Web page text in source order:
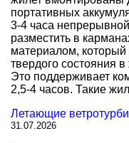
портативных
3-4 часа
разместить в
материалом, который
твердого состояния
Это поддерживает
2,5-4 часов. Такие
Летающие
31.07.2026